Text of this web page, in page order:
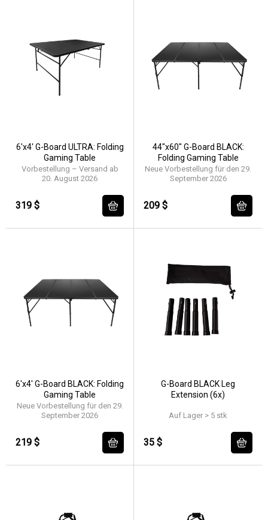
6'x4' G-Board ULTRA: Folding
Gaming Table
Vorbestellung – Versand ab
20. August 2026
319 $
44"x60" G-Board BLACK:
Folding Gaming Table
Neue Vorbestellung für den 29.
September 2026
209 $
6'x4' G-Board BLACK: Folding
Gaming Table
Neue Vorbestellung für den 29.
September 2026
219 $
G-Board BLACK Leg
Extension (6x)
Auf Lager > 5 stk
35 $